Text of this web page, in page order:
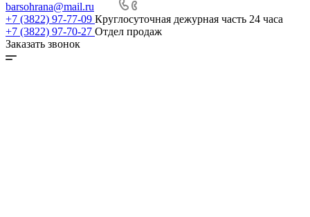
barsohrana@mail.ru
+7 (3822) 97-77-09 Круглосуточная дежурная часть 24 часа
+7 (3822) 97-70-27 Отдел продаж
Заказать звонок